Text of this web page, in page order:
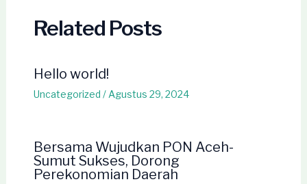
Related Posts
Hello world!
Uncategorized / Agustus 29, 2024
Bersama Wujudkan PON Aceh-
Sumut Sukses, Dorong
Perekonomian Daerah